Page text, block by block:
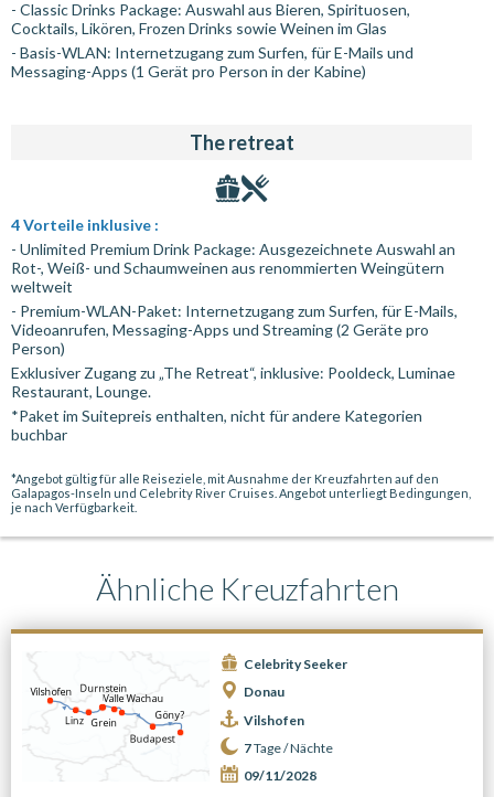
- Classic Drinks Package: Auswahl aus Bieren, Spirituosen,
Cocktails, Likören, Frozen Drinks sowie Weinen im Glas
- Basis-WLAN: Internetzugang zum Surfen, für E-Mails und
Messaging-Apps (1 Gerät pro Person in der Kabine)
The retreat
4 Vorteile inklusive :
- Unlimited Premium Drink Package: Ausgezeichnete Auswahl an
Rot-, Weiß- und Schaumweinen aus renommierten Weingütern
weltweit
- Premium-WLAN-Paket: Internetzugang zum Surfen, für E-Mails,
Videoanrufen, Messaging-Apps und Streaming (2 Geräte pro
Person)
Exklusiver Zugang zu „The Retreat“, inklusive: Pooldeck, Luminae
Restaurant, Lounge.
*Paket im Suitepreis enthalten, nicht für andere Kategorien
buchbar
*Angebot gültig für alle Reiseziele, mit Ausnahme der Kreuzfahrten auf den
Galapagos-Inseln und Celebrity River Cruises. Angebot unterliegt Bedingungen,
je nach Verfügbarkeit.
Ähnliche Kreuzfahrten
Celebrity Seeker
Donau
Vilshofen
7Tage /Nächte
09/11/2028